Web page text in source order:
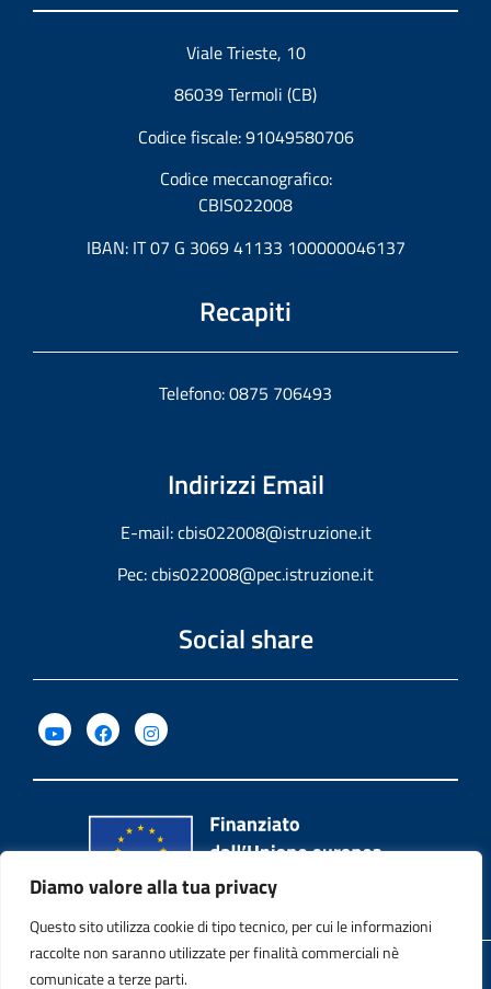
Diamo valore alla tua privacy
Questo sito utilizza cookie di tipo tecnico, per cui le informazioni
raccolte non saranno utilizzate per finalità commerciali nè
comunicate a terze parti.
Viale Trieste, 10
86039 Termoli (CB)
Codice fiscale: 91049580706
Codice meccanografico:
CBIS022008
IBAN: IT 07 G 3069 41133 100000046137
Recapiti
Telefono: 0875 706493
Indirizzi Email
E-mail:cbis022008@istruzione.it
Pec:cbis022008@pec.istruzione.it
Social share
Privacy Policy